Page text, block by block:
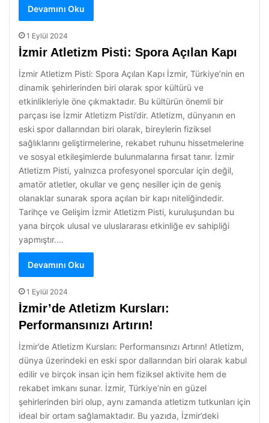
Devamını Oku
1 Eylül 2024
İzmir Atletizm Pisti: Spora Açılan Kapı
İzmir Atletizm Pisti: Spora Açılan Kapı İzmir, Türkiye’nin en
dinamik şehirlerinden biri olarak spor kültürü ve
etkinlikleriyle öne çıkmaktadır. Bu kültürün önemli bir
parçası ise İzmir Atletizm Pisti’dir. Atletizm, dünyanın en
eski spor dallarından biri olarak, bireylerin fiziksel
sağlıklarını geliştirmelerine, rekabet ruhunu hissetmelerine
ve sosyal etkileşimlerde bulunmalarına fırsat tanır. İzmir
Atletizm Pisti, yalnızca profesyonel sporcular için değil,
amatör atletler, okullar ve genç nesiller için de geniş
olanaklar sunarak spora açılan bir kapı niteliğindedir.
Tarihçe ve Gelişim İzmir Atletizm Pisti, kuruluşundan bu
yana birçok ulusal ve uluslararası etkinliğe ev sahipliği
yapmıştır.…
Devamını Oku
1 Eylül 2024
İzmir’de Atletizm Kursları:
Performansınızı Artırın!
İzmir’de Atletizm Kursları: Performansınızı Artırın! Atletizm,
dünya üzerindeki en eski spor dallarından biri olarak kabul
edilir ve birçok insan için hem fiziksel aktivite hem de
rekabet imkanı sunar. İzmir, Türkiye’nin en güzel
şehirlerinden biri olup, aynı zamanda atletizm tutkunları için
ideal bir ortam sağlamaktadır. Bu yazıda, İzmir’deki